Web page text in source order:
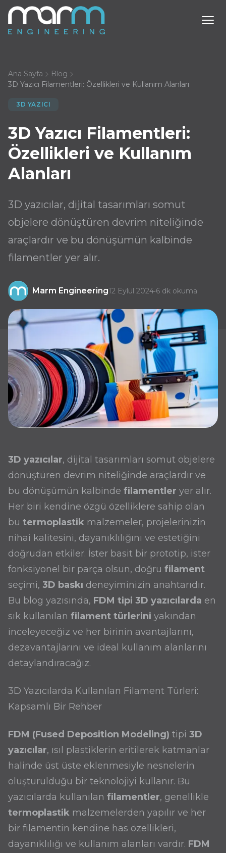
Ana Sayfa
Blog
3D Yazıcı Filamentleri: Özellikleri ve Kullanım Alanları
3D YAZICI
3D Yazıcı Filamentleri:
Özellikleri ve Kullanım
Alanları
3D yazıcılar, dijital tasarımları somut
objelere dönüştüren devrim niteliğinde
araçlardır ve bu dönüşümün kalbinde
filamentler yer alır.
Marm Engineering12 Eylül 2024•6 dk okuma
3D yazıcılar, dijital tasarımları somut objelere
dönüştüren devrim niteliğinde araçlardır ve
bu dönüşümün kalbinde filamentler yer alır.
Her biri kendine özgü özelliklere sahip olan
bu termoplastik malzemeler, projelerinizin
nihai kalitesini, dayanıklılığını ve estetiğini
doğrudan etkiler. İster basit bir prototip, ister
fonksiyonel bir parça olsun, doğru filament
seçimi, 3D baskı deneyiminizin anahtarıdır.
Bu blog yazısında, FDM tipi 3D yazıcılarda en
sık kullanılan filament türlerini yakından
inceleyeceğiz ve her birinin avantajlarını,
dezavantajlarını ve ideal kullanım alanlarını
detaylandıracağız.
3D Yazıcılarda Kullanılan Filament Türleri:
Kapsamlı Bir Rehber
FDM (Fused Deposition Modeling) tipi 3D
yazıcılar, ısıl plastiklerin eritilerek katmanlar
halinde üst üste eklenmesiyle nesnelerin
oluşturulduğu bir teknolojiyi kullanır. Bu
yazıcılarda kullanılan filamentler, genellikle
termoplastik malzemelerden yapılır ve her
bir filamentin kendine has özellikleri,
dayanıklılığı ve kullanım alanları vardır. FDM